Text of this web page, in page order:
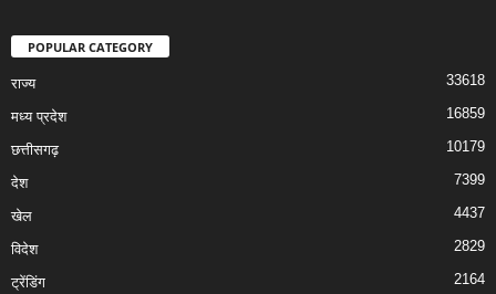
POPULAR CATEGORY
राज्य 33618
मध्य प्रदेश 16859
छत्तीसगढ़ 10179
देश 7399
खेल 4437
विदेश 2829
ट्रेंडिंग 2164